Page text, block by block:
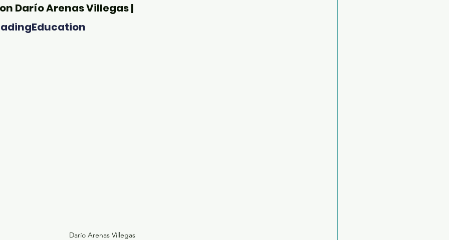
Darío Arenas Villegas |
Darío Arenas Villegas